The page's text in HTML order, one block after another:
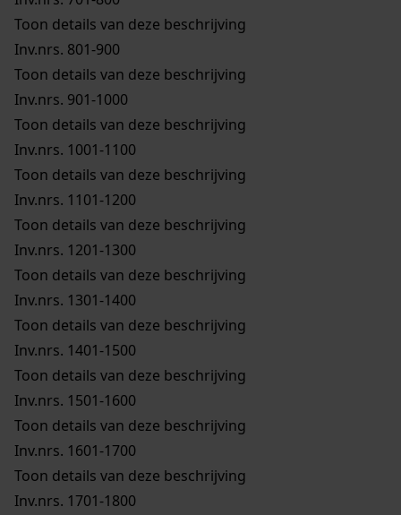
Toon details van deze beschrijving
Inv.nrs. 801-900
Toon details van deze beschrijving
Inv.nrs. 901-1000
Toon details van deze beschrijving
Inv.nrs. 1001-1100
Toon details van deze beschrijving
Inv.nrs. 1101-1200
Toon details van deze beschrijving
Inv.nrs. 1201-1300
Toon details van deze beschrijving
Inv.nrs. 1301-1400
Toon details van deze beschrijving
Inv.nrs. 1401-1500
Toon details van deze beschrijving
Inv.nrs. 1501-1600
Toon details van deze beschrijving
Inv.nrs. 1601-1700
Toon details van deze beschrijving
Inv.nrs. 1701-1800